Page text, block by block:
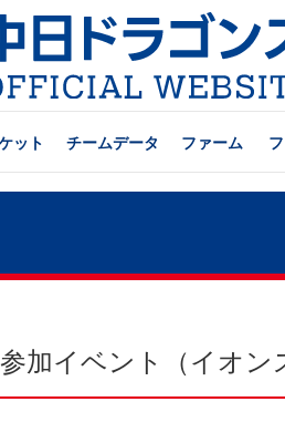
ット チームデータ ファーム
加イベント（イオン